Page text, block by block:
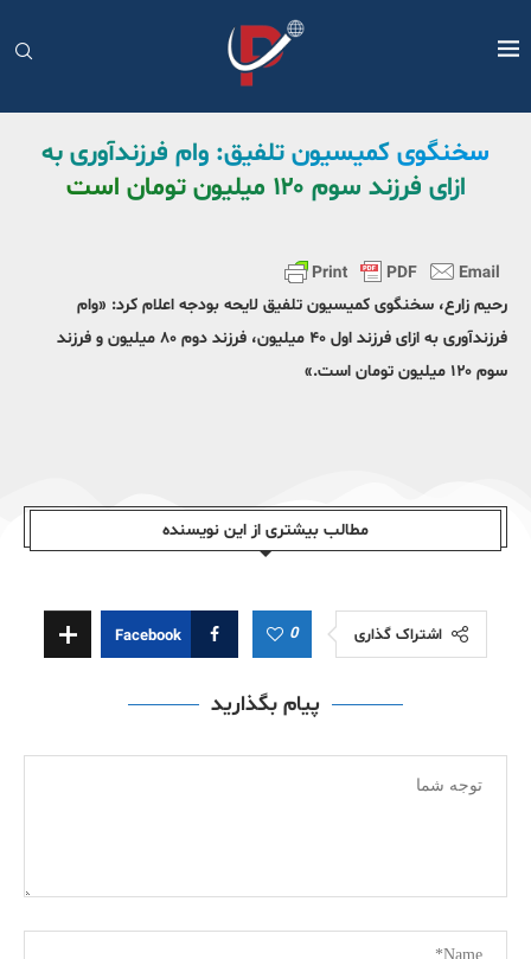
سخنگوی کمیسیون تلفیق: وام فرزندآوری به
ازای فرزند سوم ۱۲۰ میلیون تومان است
رحیم زارع، سخنگوی کمیسیون تلفیق لایحه بودجه اعلام کرد: «وام
فرزندآوری به ازای فرزند اول ۴۰ میلیون، فرزند دوم ۸۰ میلیون و فرزند
سوم ۱۲۰ میلیون تومان است.»
مطالب بیشتری از این نویسندە
اشتراک گذاری 0
Facebook
پیام بگذارید